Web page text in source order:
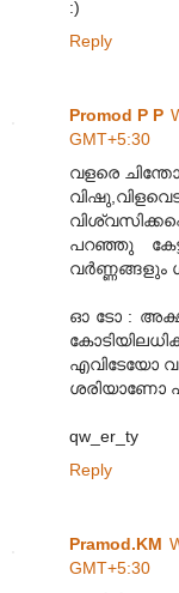
:)
Reply
Promod P P
GMT+5:30
വളരെ
പറഞ്ഞു
വര്‍ണ്ണങ്ങളും
ഓ ടോ :
എവിടേയോ
ശരിയാണോ
qw_er_ty
Reply
Pramod.KM
GMT+5:30